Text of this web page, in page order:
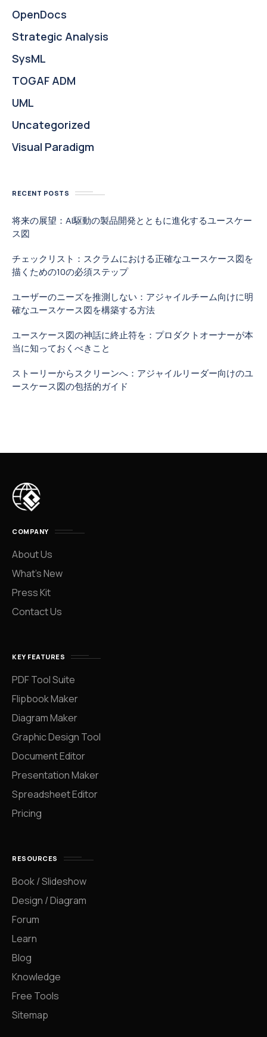
OpenDocs
Strategic Analysis
SysML
TOGAF ADM
UML
Uncategorized
Visual Paradigm
RECENT POSTS
将来の展望：AI駆動の製品開発とともに進化するユースケー
ス図
チェックリスト：スクラムにおける正確なユースケース図を
描くための10の必須ステップ
ユーザーのニーズを推測しない：アジャイルチーム向けに明
確なユースケース図を構築する方法
ユースケース図の神話に終止符を：プロダクトオーナーが本
当に知っておくべきこと
ストーリーからスクリーンへ：アジャイルリーダー向けのユ
ースケース図の包括的ガイド
COMPANY
About Us
What’s New
Press Kit
Contact Us
KEY FEATURES
PDF Tool Suite
Flipbook Maker
Diagram Maker
Graphic Design Tool
Document Editor
Presentation Maker
Spreadsheet Editor
Pricing
RESOURCES
Book / Slideshow
Design / Diagram
Forum
Learn
Blog
Knowledge
Free Tools
Sitemap